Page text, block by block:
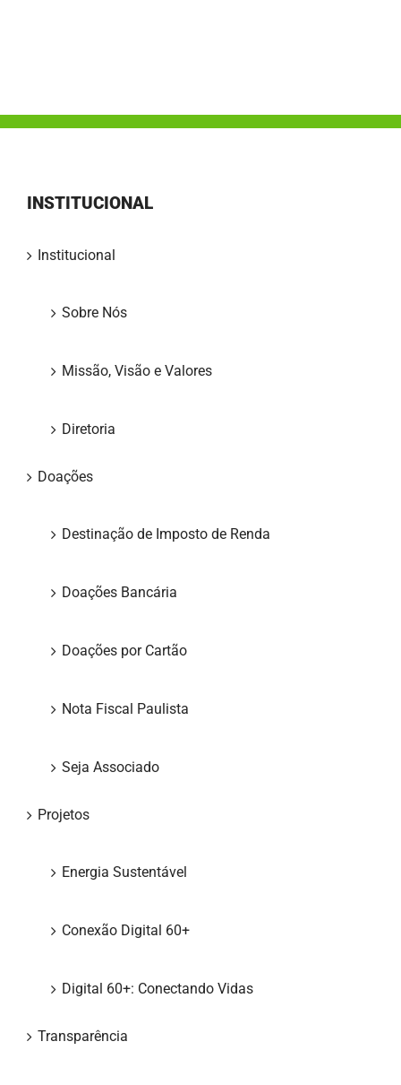
INSTITUCIONAL
Institucional
Sobre Nós
Missão, Visão e Valores
Diretoria
Doações
Destinação de Imposto de Renda
Doações Bancária
Doações por Cartão
Nota Fiscal Paulista
Seja Associado
Projetos
Energia Sustentável
Conexão Digital 60+
Digital 60+: Conectando Vidas
Transparência